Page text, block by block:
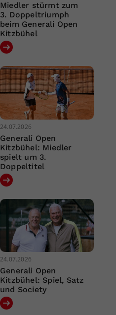
Miedler stürmt zum
3. Doppeltriumph
beim Generali Open
Kitzbühel
24.07.2026
Generali Open
Kitzbühel: Miedler
spielt um 3.
Doppeltitel
24.07.2026
Generali Open
Kitzbühel: Spiel, Satz
und Society